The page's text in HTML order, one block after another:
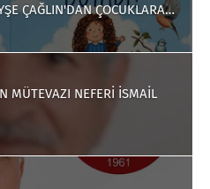
ÇAĞLIN'DAN ÇOCUKLARA
MÜTEVAZI NEFERİ İSMAİL